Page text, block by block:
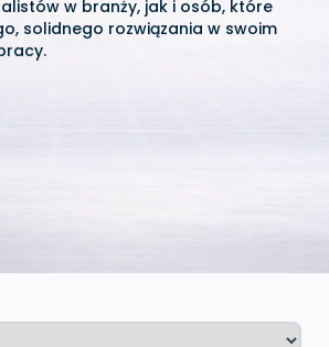
w branży, jak i osób, które
solidnego rozwiązania w swoim